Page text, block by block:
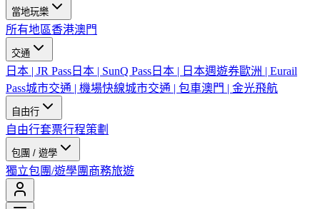
當地玩樂
所有地區香港澳門
交通
日本 | JR Pass 日本 | SunQ Pass 日本 | 日本週遊券歐洲 | Eurail
Pass城市交通 | 機場快線城市交通 | 包車澳門 | 金光飛航
自由行
自由行套票行程策劃
包團 / 遊學
獨立包團/遊學團 商務旅遊